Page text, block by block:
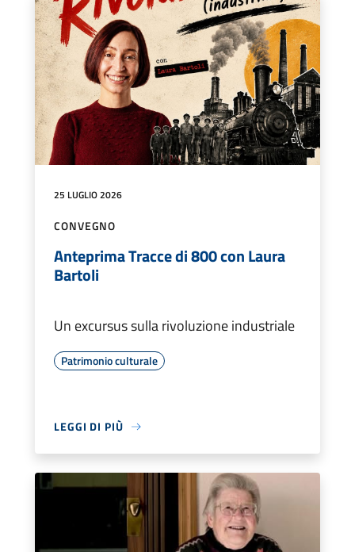
25 LUGLIO 2026
CONVEGNO
Anteprima Tracce di 800 con Laura
Bartoli
Un excursus sulla rivoluzione industriale
Patrimonio culturale
LEGGI DI PIÙ